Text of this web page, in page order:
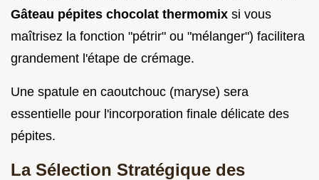
Gâteau pépites chocolat thermomix si vous
maîtrisez la fonction "pétrir" ou "mélanger") facilitera
grandement l'étape de crémage.
Une spatule en caoutchouc (maryse) sera
essentielle pour l'incorporation finale délicate des
pépites.
La Sélection Stratégique des